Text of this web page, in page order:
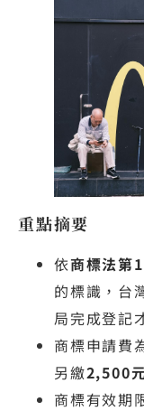
重點摘要
依商標法第
的標識，台
局完成登記
商標申請費
另繳2,500
商標有效期